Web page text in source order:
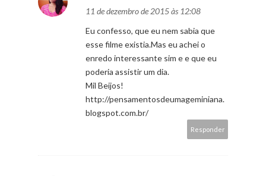
11 de dezembro de 2015 às 12:08
Eu confesso, que eu nem sabia que
esse filme existia.Mas eu achei o
enredo interessante sim e e que eu
poderia assistir um dia.
Mil Beijos!
http://pensamentosdeumageminiana.
blogspot.com.br/
Responder